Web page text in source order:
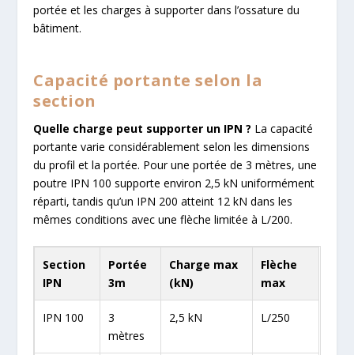
portée et les charges à supporter dans l’ossature du
bâtiment.
Capacité portante selon la
section
Quelle charge peut supporter un IPN ? La capacité
portante varie considérablement selon les dimensions
du profil et la portée. Pour une portée de 3 mètres, une
poutre IPN 100 supporte environ 2,5 kN uniformément
réparti, tandis qu’un IPN 200 atteint 12 kN dans les
mêmes conditions avec une flèche limitée à L/200.
Section
IPN
Portée
3m
Charge max
(kN)
Flèche
max
IPN 100
3
mètres
2,5 kN L/250